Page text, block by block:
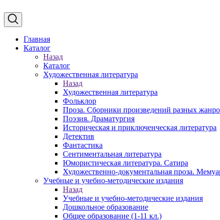
Главная
Каталог
Назад
Каталог
Художественная литература
Назад
Художественная литература
Фольклор
Проза. Сборники произведений разных
Поэзия. Драматургия
Историческая и приключенческая литература
Детектив
Фантастика
Сентиментальная литература
Юмористическая литература. Сатира
Художественно-документальная проза.
Учебные и учебно-методические издания
Назад
Учебные и учебно-методические издания
Дошкольное образование
Общее образование (1-11 кл.)